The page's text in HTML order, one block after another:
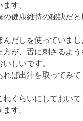
す。
の健康維持の秘訣だ
んだしを使っていまし
方が、舌に刺さるよ
しいです。
ば出汁を取ってみて
れぐらいにしておい
す。